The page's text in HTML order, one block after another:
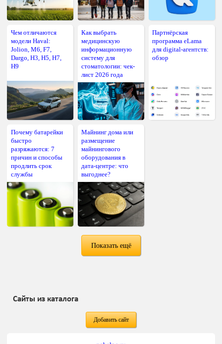
Чем отличаются
модели Haval:
Jolion, M6, F7,
Dargo, H3, H5, H7,
H9
Как выбрать
медицинскую
информационную
систему для
стоматологии: чек-
лист 2026 года
Партнёрская
программа eLama
для digital-агентств:
обзор
Почему батарейки
быстро
разряжаются: 7
причин и способы
продлить срок
службы
Майнинг дома или
размещение
майнингового
оборудования в
дата-центре: что
выгоднее?
Показать ещё
Сайты из каталога
Добавить сайт